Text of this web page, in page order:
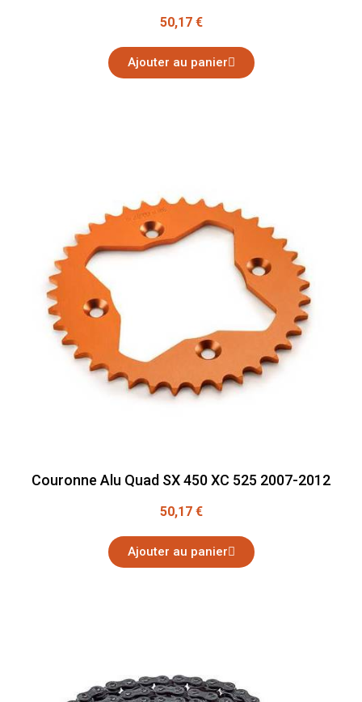
50,17 €
Ajouter au panier
Couronne Alu Quad SX 450 XC 525 2007-2012
50,17 €
Ajouter au panier